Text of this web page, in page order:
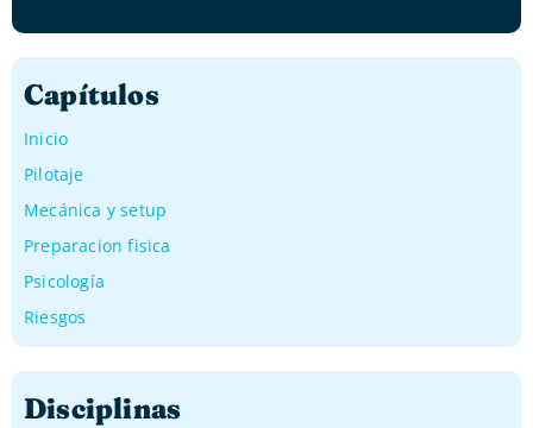
Capítulos
Inicio
Pilotaje
Mecánica y setup
Preparacion fisica
Psicología
Riesgos
Disciplinas